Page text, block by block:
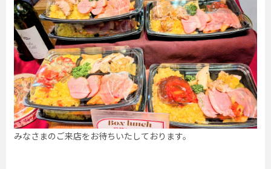
みなさまのご来店をお待ちいたしております。